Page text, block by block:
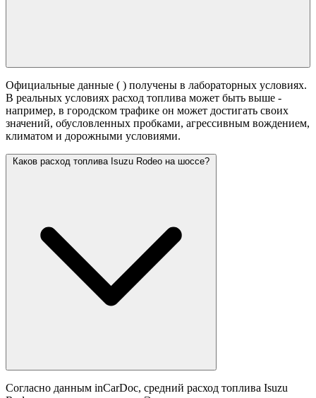
Официальные данные ( ) получены в лабораторных условиях.
В реальных условиях расход топлива может быть выше -
например, в городском трафике он может достигать своих
значений, обусловленных пробками, агрессивным вождением,
климатом и дорожными условиями.
Каков расход топлива Isuzu Rodeo на шоссе?
Согласно данным inCarDoc, средний расход топлива Isuzu